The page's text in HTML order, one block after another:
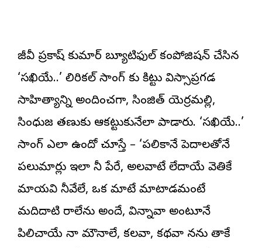
జీవీ ప్రకాష్ కుమార్ బ్యూటిఫుల్ కంపోజిషన్ చేసిన
‘సఖియే..’ లిరికల్ సాంగ్ కు కిట్టు విస్సాప్రగడ
సాహిత్యాన్ని అందించగా, సింజిత్ యెర్రమల్లి,
సింధుజ తణుకు ఆకట్టుకునేలా పాడారు. ‘సఖియే..’
సాంగ్ ఎలా ఉందో చూస్తే – ‘పలికానే పెదాలతోనే
పలుమార్లు ఇలా నీ పేరే, అలవాటే లేదాయే వెతికే
మాయవి నీవేలే, ఒక మాటే మాటాడమంటే
మదిదాటి రాలేను అందే, విన్నావా అంటూనే
పిలిచాయే నా మౌనాలే, కలవా, కథవా నను తాకే